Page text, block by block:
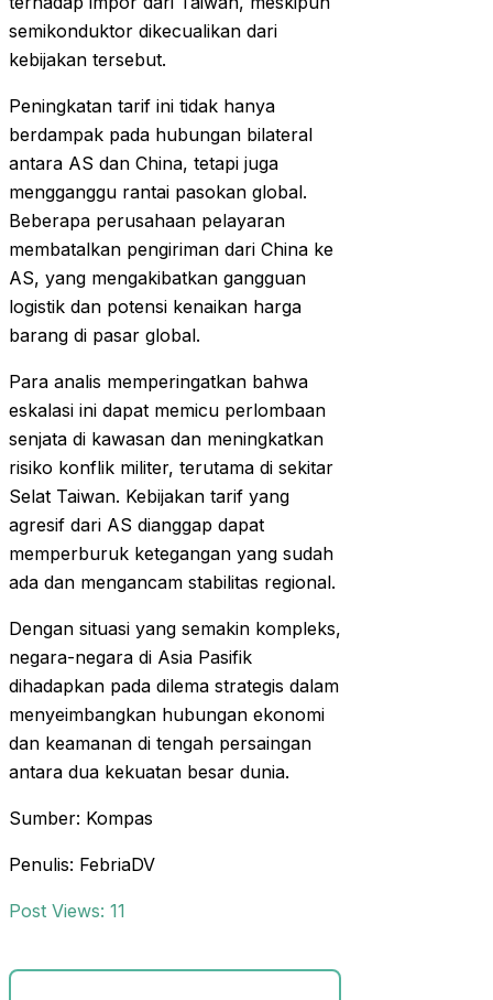
semikonduktor dikecualikan dari
kebijakan tersebut.
Peningkatan tarif ini tidak hanya
berdampak pada hubungan bilateral
antara AS dan China, tetapi juga
mengganggu rantai pasokan global.
Beberapa perusahaan pelayaran
membatalkan pengiriman dari China ke
AS, yang mengakibatkan gangguan
logistik dan potensi kenaikan harga
barang di pasar global.
Para analis memperingatkan bahwa
eskalasi ini dapat memicu perlombaan
senjata di kawasan dan meningkatkan
risiko konflik militer, terutama di sekitar
Selat Taiwan. Kebijakan tarif yang
agresif dari AS dianggap dapat
memperburuk ketegangan yang sudah
ada dan mengancam stabilitas regional.
Dengan situasi yang semakin kompleks,
negara-negara di Asia Pasifik
dihadapkan pada dilema strategis dalam
menyeimbangkan hubungan ekonomi
dan keamanan di tengah persaingan
antara dua kekuatan besar dunia.
Sumber: Kompas
Penulis: FebriaDV
Post Views: 11